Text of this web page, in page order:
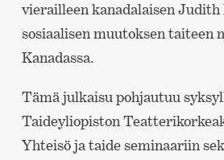
vierailleen kanadalaisen
sosiaalisen muutoksen taiteen
Kanadassa.
Tämä julkaisu pohjautuu
Taideyliopiston
Yhteisö ja taide seminaariin